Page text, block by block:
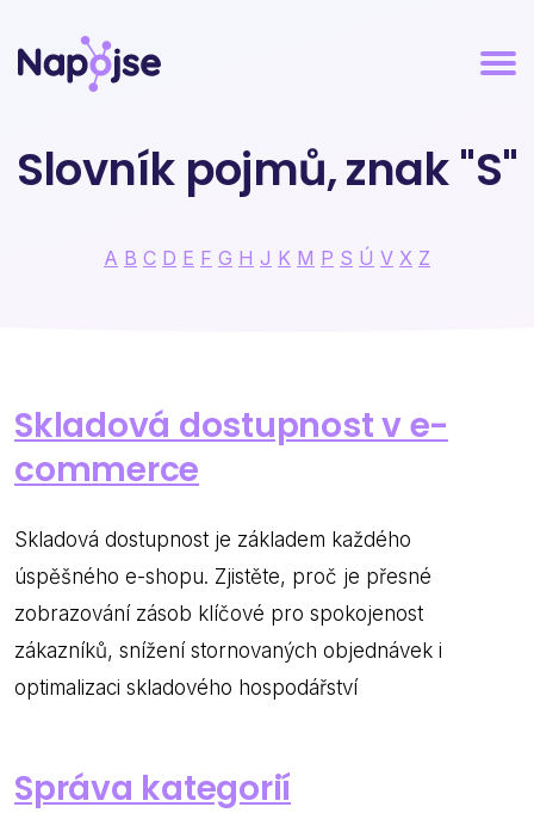
Slovník pojmů, znak "S"
A B C D E F G H J K M P S Ú V X Z
Skladová dostupnost v e-
commerce
Skladová dostupnost je základem každého
úspěšného e-shopu. Zjistěte, proč je přesné
zobrazování zásob klíčové pro spokojenost
zákazníků, snížení stornovaných objednávek i
optimalizaci skladového hospodářství
Správa kategorií